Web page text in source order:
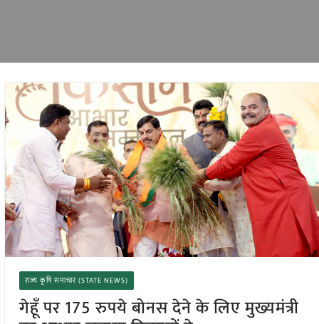
राज्य कृषि समाचार (STATE NEWS)
गेहूँ पर 175 रुपये बोनस देने के लिए मुख्यमंत्री